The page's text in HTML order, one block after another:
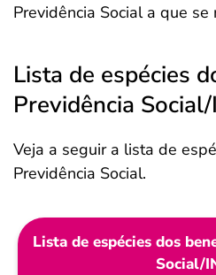
Previdência Social a que se
Lista de espécies
Previdência
Veja a seguir a lista de
Previdência Social.
Lista de espécies dos
Social/